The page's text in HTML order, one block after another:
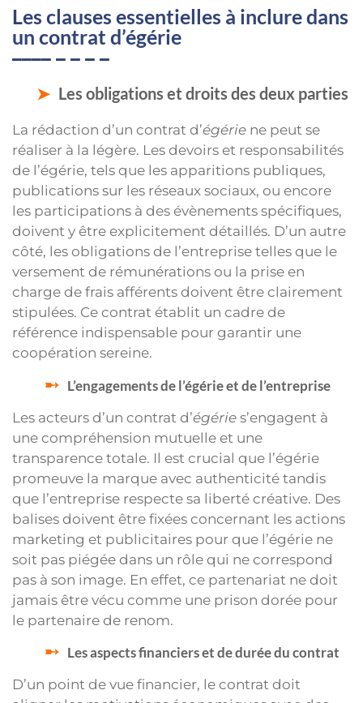
Les clauses essentielles à inclure dans
un contrat d’égérie
Les obligations et droits des deux parties
La rédaction d’un contrat d’égérie ne peut se
réaliser à la légère. Les devoirs et responsabilités
de l’égérie, tels que les apparitions publiques,
publications sur les réseaux sociaux, ou encore
les participations à des évènements spécifiques,
doivent y être explicitement détaillés. D’un autre
côté, les obligations de l’entreprise telles que le
versement de rémunérations ou la prise en
charge de frais afférents doivent être clairement
stipulées. Ce contrat établit un cadre de
référence indispensable pour garantir une
coopération sereine.
L’engagements de l’égérie et de l’entreprise
Les acteurs d’un contrat d’égérie s’engagent à
une compréhension mutuelle et une
transparence totale. Il est crucial que l’égérie
promeuve la marque avec authenticité tandis
que l’entreprise respecte sa liberté créative. Des
balises doivent être fixées concernant les actions
marketing et publicitaires pour que l’égérie ne
soit pas piégée dans un rôle qui ne correspond
pas à son image. En effet, ce partenariat ne doit
jamais être vécu comme une prison dorée pour
le partenaire de renom.
Les aspects financiers et de durée du contrat
D’un point de vue financier, le contrat doit